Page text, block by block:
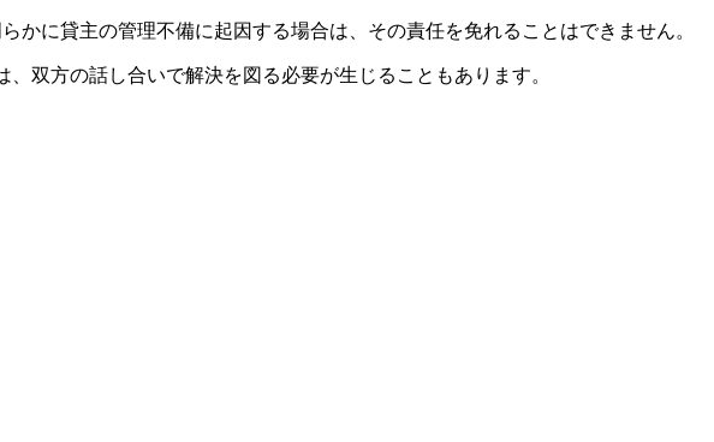
に貸主の管理不備に起因する場合は、その責任を免れることはできません。
双方の話し合いで解決を図る必要が生じることもあります。